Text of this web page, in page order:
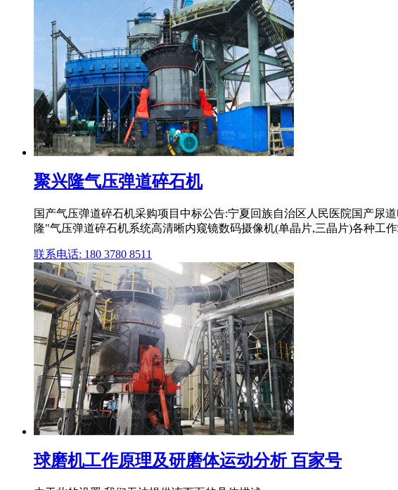
聚兴隆气压弹道碎石机
国产气压弹道碎石机采购项目中标公告:宁夏回族自治区人民医院国产尿
隆"气压弹道碎石机系统高清晰内窥镜数码摄像机(单晶片,三晶片)各种工
联系电话: 180 3780 8511
球磨机工作原理及研磨体运动分析 百家号